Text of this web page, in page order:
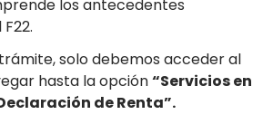
los antecedentes
solo debemos acceder al
hasta la opción“Servicios en
de Renta”.